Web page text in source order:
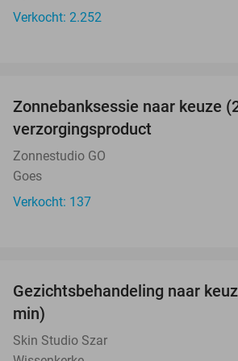
Verkocht: 2.252
Zonnebanksessie naar keuze
verzorgingsproduct
Zonnestudio GO
Goes
Verkocht: 137
Gezichtsbehandeling naar
min)
Skin Studio Szar